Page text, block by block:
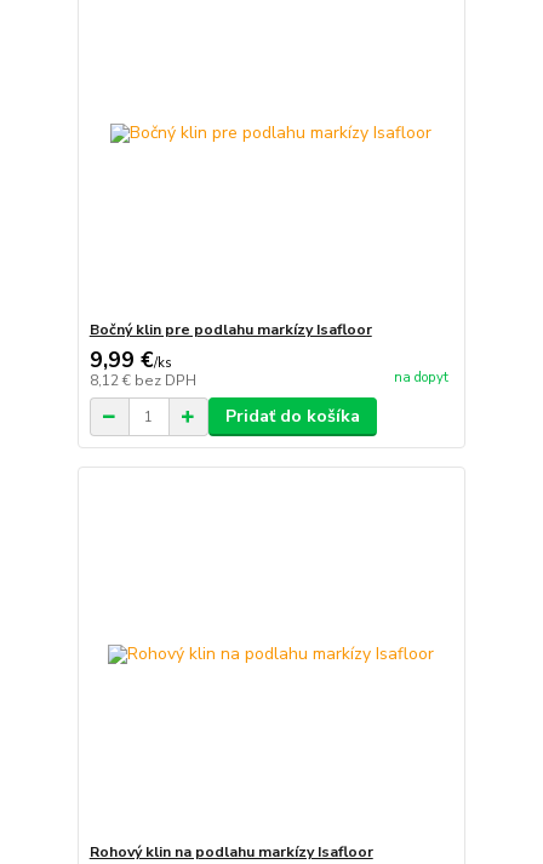
Bočný klin pre podlahu markízy Isafloor
9,99 €/ks
8,12 € bez DPH na dopyt
Pridať do košíka
Rohový klin na podlahu markízy Isafloor